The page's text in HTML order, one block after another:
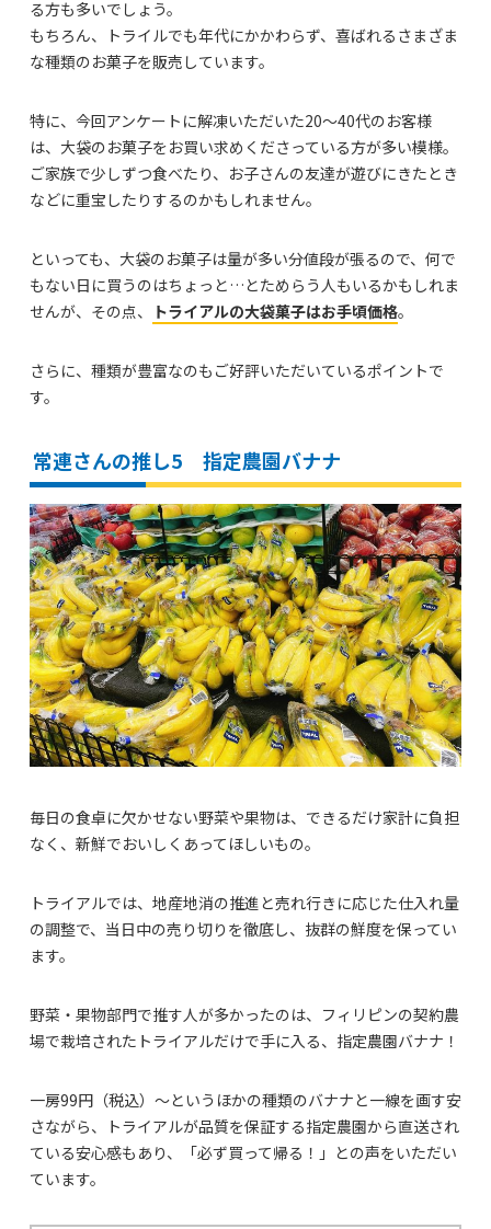
る方も多いでしょう。
もちろん、トライルでも年代にかかわらず、喜ばれるさまざま
な種類のお菓子を販売しています。
特に、今回アンケートに解凍いただいた20～40代のお客様
は、大袋のお菓子をお買い求めくださっている方が多い模様。
ご家族で少しずつ食べたり、お子さんの友達が遊びにきたとき
などに重宝したりするのかもしれません。
といっても、大袋のお菓子は量が多い分値段が張るので、何で
もない日に買うのはちょっと…とためらう人もいるかもしれま
せんが、その点、
トライアルの大袋菓子はお手頃価格。
さらに、種類が豊富なのもご好評いただいているポイントで
す。
常連さんの推し5 指定農園バナナ
毎日の食卓に欠かせない野菜や果物は、できるだけ家計に負担
なく、新鮮でおいしくあってほしいもの。
トライアルでは、地産地消の推進と売れ行きに応じた仕入れ量
の調整で、当日中の売り切りを徹底し、抜群の鮮度を保ってい
ます。
野菜・果物部門で推す人が多かったのは、フィリピンの契約農
場で栽培されたトライアルだけで手に入る、指定農園バナナ！
一房99円（税込）～というほかの種類のバナナと一線を画す安
さながら、トライアルが品質を保証する指定農園から直送され
ている安心感もあり、「必ず買って帰る！」との声をいただい
ています。